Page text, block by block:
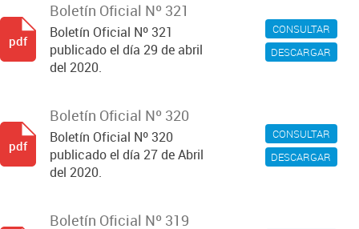
CONSULTAR
DESCARGAR
Boletín Oficial Nº 321
Boletín Oficial Nº 321
publicado el día 29 de abril
del 2020.
pdf
CONSULTAR
DESCARGAR
Boletín Oficial Nº 320
Boletín Oficial Nº 320
publicado el día 27 de Abril
del 2020.
pdf
Boletín Oficial Nº 319